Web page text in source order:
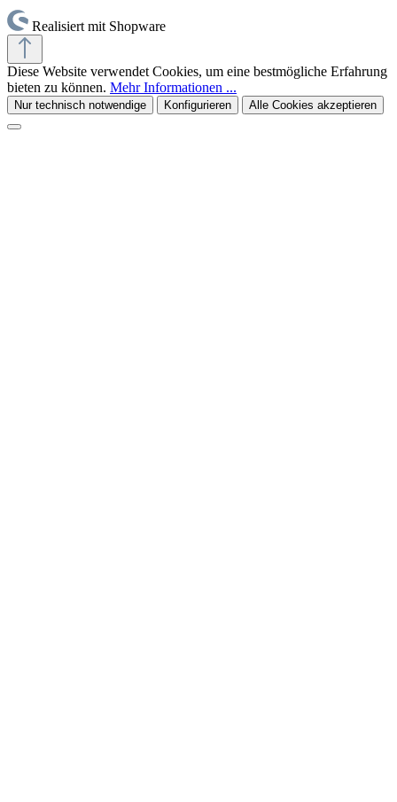
Realisiert mit Shopware
Diese Website verwendet Cookies, um eine bestmögliche Erfahrung
bieten zu können. Mehr Informationen ...
Nur technisch notwendige Konfigurieren Alle Cookies akzeptieren